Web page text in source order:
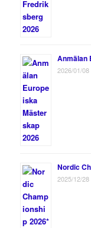
Anmälan
2026/01/08
Nordic
2025/12/28